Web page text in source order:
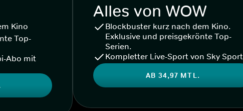
Kino
Top-
Abo mit
Alles von WOW
Blockbuster kurz nach dem Kino.
Exklusive und preisgekrönte Top-
Serien.
Kompletter Live-Sport von Sky Sport
AB 34,97 MTL.